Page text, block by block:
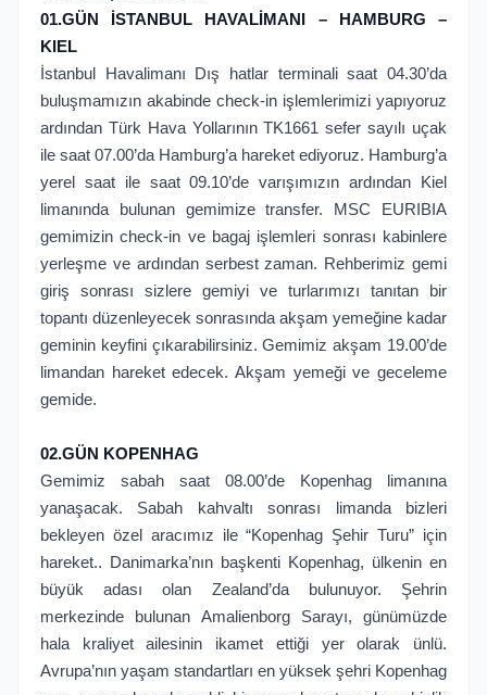
01.GÜN İSTANBUL HAVALİMANI – HAMBURG –
KIEL
İstanbul Havalimanı Dış hatlar terminali saat 04.30’da
buluşmamızın akabinde check-in işlemlerimizi yapıyoruz
ardından Türk Hava Yollarının TK1661 sefer sayılı uçak
ile saat 07.00’da Hamburg’a hareket ediyoruz. Hamburg’a
yerel saat ile saat 09.10’de varışımızın ardından Kiel
limanında bulunan gemimize transfer. MSC EURIBIA
gemimizin check-in ve bagaj işlemleri sonrası kabinlere
yerleşme ve ardından serbest zaman. Rehberimiz gemi
giriş sonrası sizlere gemiyi ve turlarımızı tanıtan bir
topantı düzenleyecek sonrasında akşam yemeğine kadar
geminin keyfini çıkarabilirsiniz. Gemimiz akşam 19.00’de
limandan hareket edecek. Akşam yemeği ve geceleme
gemide.
02.GÜN KOPENHAG
Gemimiz sabah saat 08.00’de Kopenhag limanına
yanaşacak. Sabah kahvaltı sonrası limanda bizleri
bekleyen özel aracımız ile “Kopenhag Şehir Turu” için
hareket.. Danimarka’nın başkenti Kopenhag, ülkenin en
büyük adası olan Zealand’da bulunuyor. Şehrin
merkezinde bulunan Amalienborg Sarayı, günümüzde
hala kraliyet ailesinin ikamet ettiği yer olarak ünlü.
Avrupa’nın yaşam standartları en yüksek şehri Kopenhag